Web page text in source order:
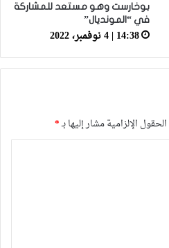
بوخارست وهو مستعد للمشاركة
في “المونديال”
14:38 | 4 نوفمبر، 2022
الحقول الإلزامية مشار إليها بـ*